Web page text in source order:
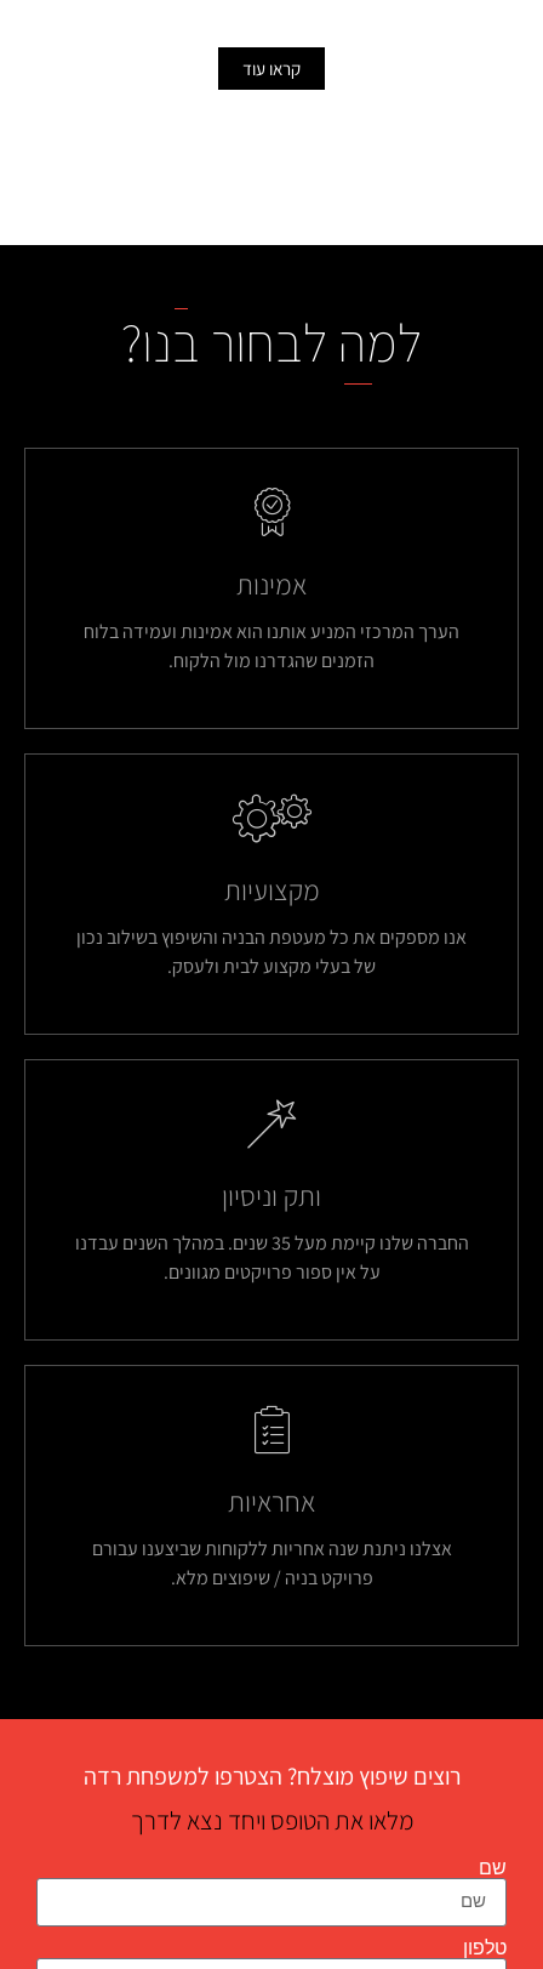
קראו עוד
למה לבחור בנו?
אמינות
הערך המרכזי המניע אותנו הוא אמינות ועמידה בלוח
הזמנים שהגדרנו מול הלקוח.
מקצועיות
אנו מספקים את כל מעטפת הבניה והשיפוץ בשילוב נכון
של בעלי מקצוע לבית ולעסק.
ותק וניסיון
החברה שלנו קיימת מעל 35 שנים. במהלך השנים עבדנו
על אין ספור פרויקטים מגוונים.
אחראיות
אצלנו ניתנת שנה אחריות ללקוחות שביצענו עבורם
פרויקט בניה / שיפוצים מלא.
רוצים שיפוץ מוצלח? הצטרפו למשפחת רדה
מלאו את הטופס ויחד נצא לדרך
שם
טלפון